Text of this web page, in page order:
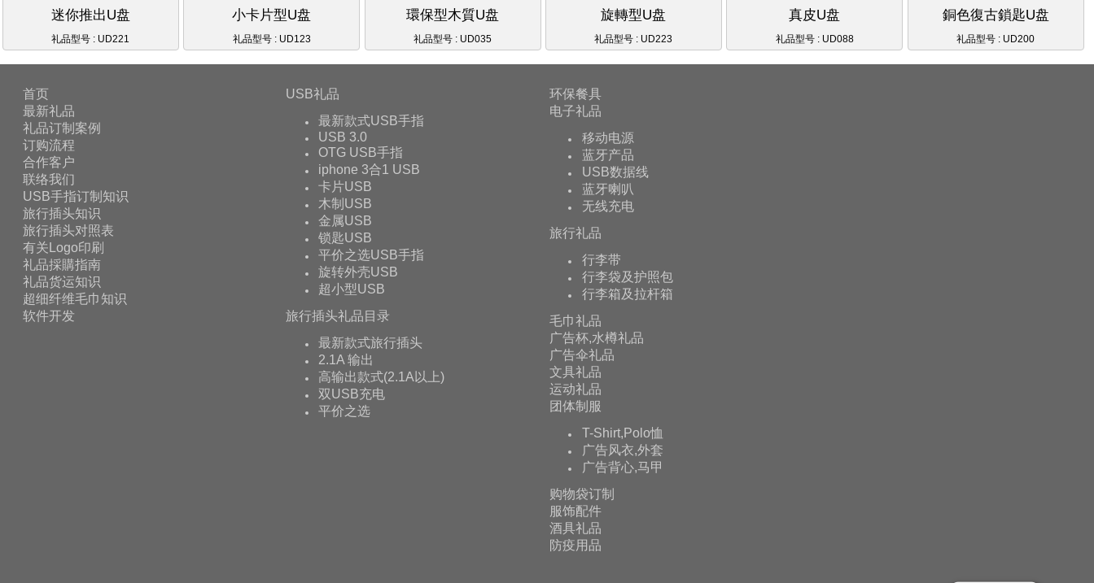
迷你推出U盘
礼品型号 : UD221
小卡片型U盘
礼品型号 : UD123
環保型木質U盘
礼品型号 : UD035
旋轉型U盘
礼品型号 : UD223
真皮U盘
礼品型号 : UD088
銅色復古鎖匙U盘
礼品型号 : UD200
首页
最新礼品
礼品订制案例
订购流程
合作客户
联络我们
USB手指订制知识
旅行插头知识
旅行插头对照表
有关Logo印刷
礼品採購指南
礼品货运知识
超细纤维毛巾知识
软件开发
USB礼品
最新款式USB手指
USB 3.0
OTG USB手指
iphone 3合1 USB
卡片USB
木制USB
金属USB
锁匙USB
平价之选USB手指
旋转外壳USB
超小型USB
旅行插头礼品目录
最新款式旅行插头
2.1A 输出
高输出款式(2.1A以上)
双USB充电
平价之选
环保餐具
电子礼品
移动电源
蓝牙产品
USB数据线
蓝牙喇叭
无线充电
旅行礼品
行李带
行李袋及护照包
行李箱及拉杆箱
毛巾礼品
广告杯,水樽礼品
广告伞礼品
文具礼品
运动礼品
团体制服
T-Shirt,Polo恤
广告风衣,外套
广告背心,马甲
购物袋订制
服饰配件
酒具礼品
防疫用品